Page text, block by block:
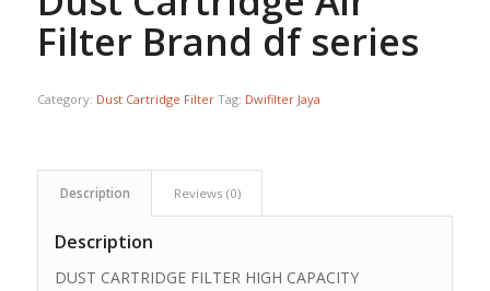
Filter Brand df series
Category: Dust Cartridge Filter Tag: Dwifilter Jaya
Description Reviews (0)
Description
DUST CARTRIDGE FILTER HIGH CAPACITY